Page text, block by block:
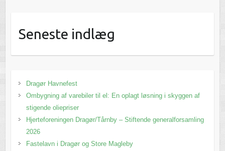
Seneste indlæg
Dragør Havnefest
Ombygning af varebiler til el: En oplagt løsning i skyggen af
stigende oliepriser
Hjerteforeningen Dragør/Tårnby – Stiftende generalforsamling
2026
Fastelavn i Dragør og Store Magleby